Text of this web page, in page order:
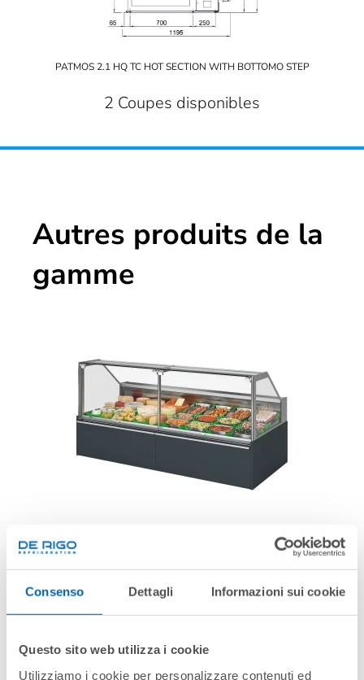
Consenso Dettagli Informazioni sui cookie
Questo sito web utilizza i cookie
Utilizziamo i cookie per personalizzare contenuti ed
PATMOS 2.1 HQ TC HOT SECTION WITH BOTTOMO STEP
2 Coupes disponibles
Autres produits de la
gamme